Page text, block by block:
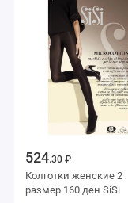
524.30 ₽
Колготки женские 2
размер 160 ден SiSi